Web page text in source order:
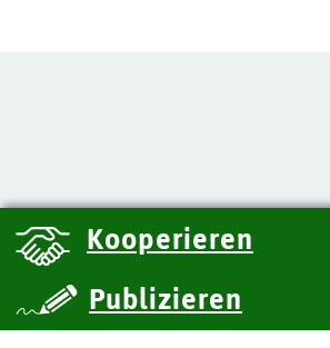
Publizieren
Kooperieren